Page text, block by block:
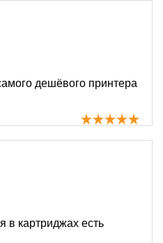
дешёвого принтера
в картриджах есть